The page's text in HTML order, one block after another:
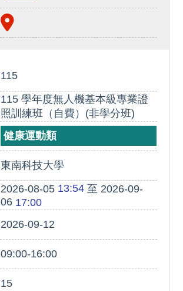
115
115 學年度無人機基本級專業證
照訓練班（自費）(非學分班)
健康運動類
東南科技大學
2026-08-0513:54至 2026-09-
0617:00
2026-09-12
09:00-16:00
15